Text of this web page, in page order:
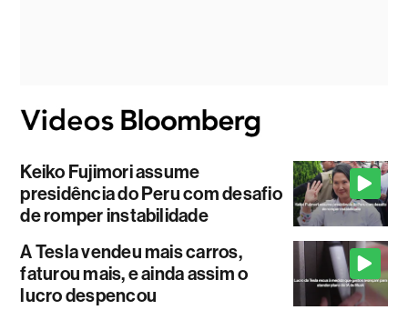
Keiko Fujimori assume
presidência do Peru com desafio
de romper instabilidade
A Tesla vendeu mais carros,
faturou mais, e ainda assim o
lucro despencou